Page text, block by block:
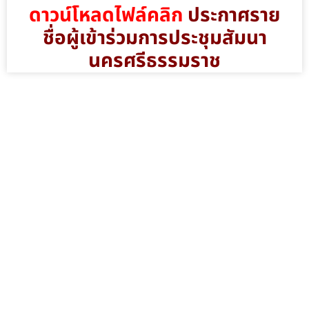
ดาวน์โหลดไฟล์คลิก ประกาศราย
ชื่อผู้เข้าร่วมการประชุมสัมนา
นครศรีธรรมราช